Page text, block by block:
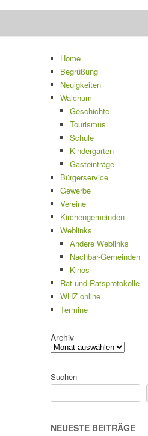
Home
Begrüßung
Neuigkeiten
Walchum
Geschichte
Tourismus
Schule
Kindergarten
Gasteinträge
Bürgerservice
Gewerbe
Vereine
Kirchengemeinden
Weblinks
Andere Weblinks
Nachbar-Gemeinden
Kinos
Rat und Ratsprotokolle
WHZ online
Termine
Archiv
Suchen
NEUESTE BEITRÄGE